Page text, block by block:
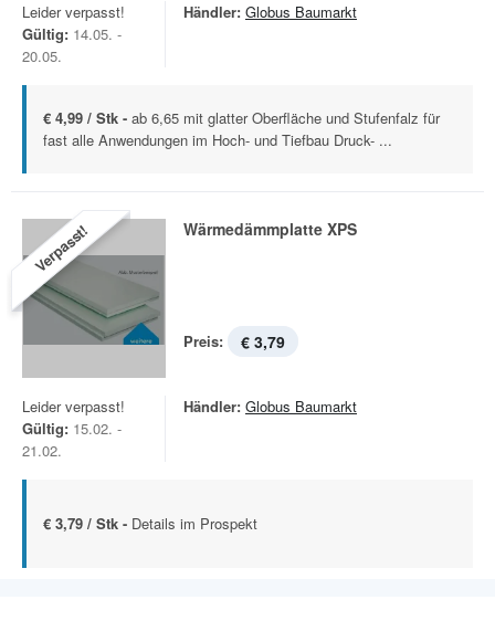
Leider verpasst!
Gültig: 14.05. -
20.05.
Händler: Globus Baumarkt
€ 4,99 / Stk - ab 6,65 mit glatter Oberfläche und Stufenfalz für
fast alle Anwendungen im Hoch- und Tiefbau Druck- ...
Verpasst! Wärmedämmplatte XPS
Preis: € 3,79
Leider verpasst!
Gültig: 15.02. -
21.02.
Händler: Globus Baumarkt
€ 3,79 / Stk - Details im Prospekt